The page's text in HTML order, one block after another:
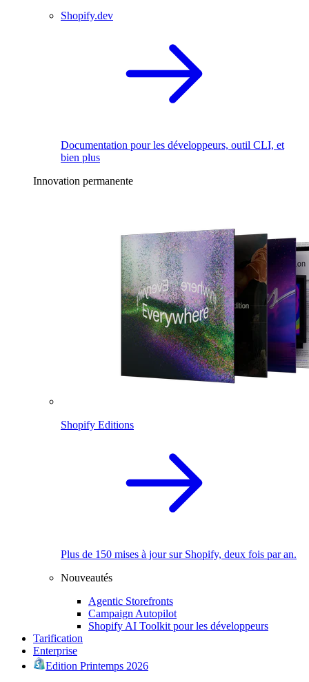
Shopify.dev
Documentation pour les développeurs, outil CLI, et
bien plus
Innovation permanente
Shopify Editions
Plus de 150 mises à jour sur Shopify, deux fois par an.
Nouveautés
Agentic Storefronts
Campaign Autopilot
Shopify AI Toolkit pour les développeurs
Tarification
Enterprise
Edition Printemps 2026